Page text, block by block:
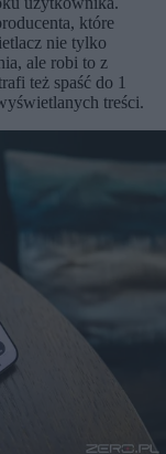
które
nie tylko
ale robi to z
też spaść do 1
treści.